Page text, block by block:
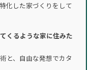
化した家づくりをして
くるような家に住みた
と、自由な発想でカタ